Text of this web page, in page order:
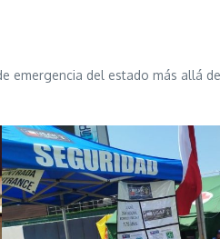
emergencia del estado más allá